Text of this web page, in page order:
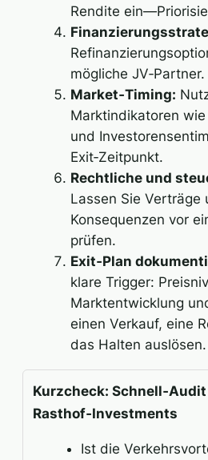
Rendite
mögliche JV‑Partner.
Market‑Timing:
Marktindikatoren wie
und
Exit‑Zeitpunkt.
Rechtliche und
Lassen Sie Verträge
Konsequenzen vor
prüfen.
Exit‑Plan
klare Trigger:
Marktentwicklung
einen Verkauf, eine
das Halten auslösen.
Kurzcheck:
Rasthof‑Investments
Ist die